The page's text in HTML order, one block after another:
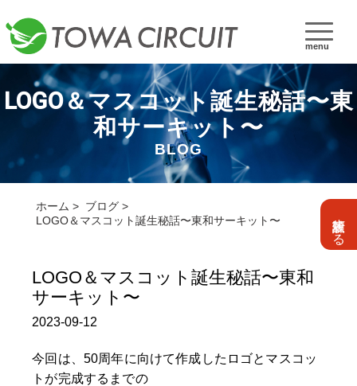
menu
設計依頼する
LOGO＆マスコット誕生秘話〜東
和サーキット〜
BLOG
ホーム
ブログ
LOGO＆マスコット誕生秘話〜東和サーキット〜
LOGO＆マスコット誕生秘話〜東和
サーキット〜
2023-09-12
今回は、50周年に向けて作成したロゴとマスコッ
トが完成するまでの